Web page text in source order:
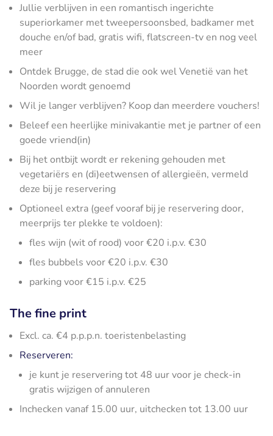
Jullie verblijven in een romantisch ingerichte
superiorkamer met tweepersoonsbed, badkamer met
douche en/of bad, gratis wifi, flatscreen-tv en nog veel
meer
Ontdek Brugge, de stad die ook wel Venetië van het
Noorden wordt genoemd
Wil je langer verblijven? Koop dan meerdere vouchers!
Beleef een heerlijke minivakantie met je partner of een
goede vriend(in)
Bij het ontbijt wordt er rekening gehouden met
vegetariërs en (di)eetwensen of allergieën, vermeld
deze bij je reservering
Optioneel extra (geef vooraf bij je reservering door,
meerprijs ter plekke te voldoen):
fles wijn (wit of rood) voor €20 i.p.v. €30
fles bubbels voor €20 i.p.v. €30
parking voor €15 i.p.v. €25
The fine print
Excl. ca. €4 p.p.p.n. toeristenbelasting
Reserveren:
je kunt je reservering tot 48 uur voor je check-in
gratis wijzigen of annuleren
Inchecken vanaf 15.00 uur, uitchecken tot 13.00 uur